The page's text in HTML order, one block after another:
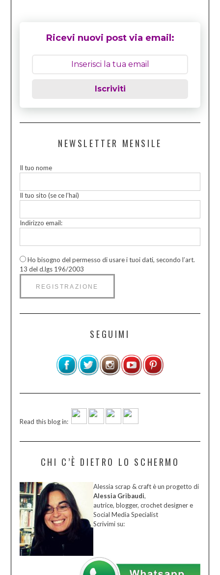
Ricevi nuovi post via email:
Iscriviti
NEWSLETTER MENSILE
Il tuo nome
Il tuo sito (se ce l’hai)
Indirizzo email:
Ho bisogno del permesso di usare i tuoi dati, secondo l’art.
13 del d.lgs 196/2003
SEGUIMI
Read this blog in:
CHI C’È DIETRO LO SCHERMO
Alessia scrap & craft è un progetto di
Alessia Gribaudi,
autrice, blogger, crochet designer e
Social Media Specialist
Scrivimi su: